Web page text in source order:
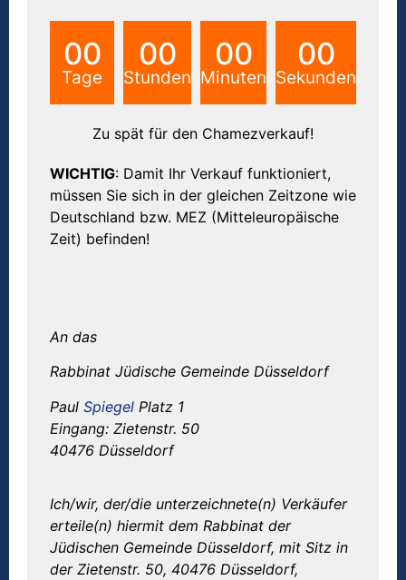
00
Tage
00
Stunden
00
Minuten
00
Sekunden
Zu spät für den Chamezverkauf!
WICHTIG: Damit Ihr Verkauf funktioniert,
müssen Sie sich in der gleichen Zeitzone wie
Deutschland bzw. MEZ (Mitteleuropäische
Zeit) befinden!
An das
Rabbinat Jüdische Gemeinde Düsseldorf
Paul Spiegel Platz 1
Eingang: Zietenstr. 50
40476 Düsseldorf
Ich/wir, der/die unterzeichnete(n) Verkäufer
erteile(n) hiermit dem Rabbinat der
Jüdischen Gemeinde Düsseldorf, mit Sitz in
der Zietenstr. 50, 40476 Düsseldorf,